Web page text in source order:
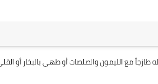
طازجاً مع الليمون والصلصات أو طهي بالبخار أو